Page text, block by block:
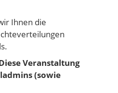
Ihnen die
Veranstaltung
(sowie